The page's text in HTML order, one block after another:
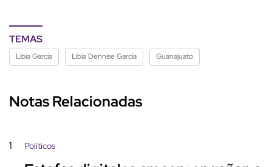
TEMAS
Libia García Libia Dennise García Guanajuato
Notas Relacionadas
1 Políticos